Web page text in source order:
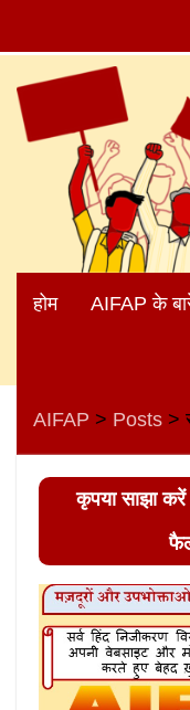
content
होम AIFAP के
AIFAP > Posts >
कृपया साझा